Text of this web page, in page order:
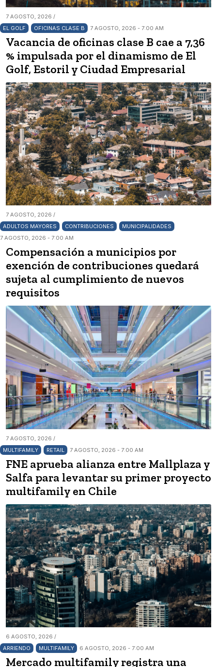
7 AGOSTO, 2026 /
EL GOLF
OFICINAS CLASE B 7 AGOSTO, 2026 - 7:00 AM
Vacancia de oficinas clase B cae a 7,36
% impulsada por el dinamismo de El
Golf, Estoril y Ciudad Empresarial
7 AGOSTO, 2026 /
ADULTOS MAYORES
CONTRIBUCIONES
MUNICIPALIDADES
7 AGOSTO, 2026 - 7:00 AM
Compensación a municipios por
exención de contribuciones quedará
sujeta al cumplimiento de nuevos
requisitos
7 AGOSTO, 2026 /
MULTIFAMILY
RETAIL 7 AGOSTO, 2026 - 7:00 AM
FNE aprueba alianza entre Mallplaza y
Salfa para levantar su primer proyecto
multifamily en Chile
6 AGOSTO, 2026 /
ARRIENDO
MULTIFAMILY 6 AGOSTO, 2026 - 7:00 AM
Mercado multifamily registra una